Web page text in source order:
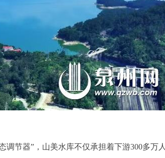
节器”，山美水库不仅承担着下游300多万人